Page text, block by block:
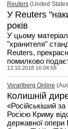
Reuters (United
У Reuters
років
У цьому
"хранителя"
Reuters,
помилково
13.10.2018 16:04:58
Vorarlberg Online
Колишній
«Російськіший за
Росією Криму
державної